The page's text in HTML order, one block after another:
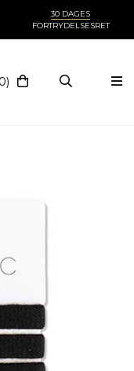
30 DAGES
FORTRYDELSESRET